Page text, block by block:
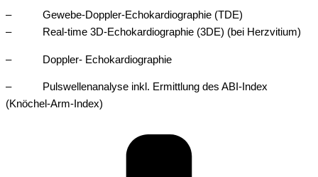
– Gewebe-Doppler-Echokardiographie (TDE)
– Real-time 3D-Echokardiographie (3DE) (bei Herzvitium)
– Doppler- Echokardiographie
– Pulswellenanalyse inkl. Ermittlung des ABI-Index
(Knöchel-Arm-Index)